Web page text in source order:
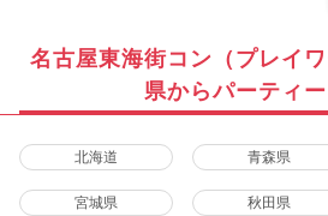
名古屋東海街コン（プレイ
県からパーティ
北海道 青森県
宮城県 秋田県